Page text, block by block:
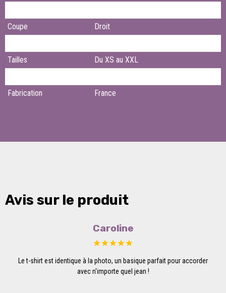
Coupe
Droit
Tailles
Du XS au XXL
Fabrication
France
Avis sur le produit
Caroline
Le t-shirt est identique à la photo, un basique parfait pour accorder
avec n'importe quel jean !